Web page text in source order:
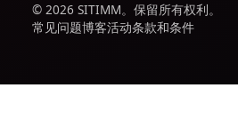
© 2026 SITIMM。保留所有权利。
常见问题博客活动条款和条件